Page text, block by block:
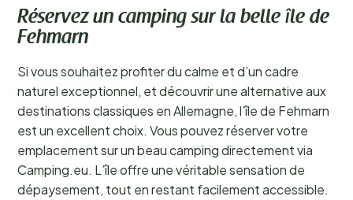
Réservez un camping sur la belle île de
Fehmarn
Si vous souhaitez profiter du calme et d’un cadre
naturel exceptionnel, et découvrir une alternative aux
destinations classiques en Allemagne, l’île de Fehmarn
est un excellent choix. Vous pouvez réserver votre
emplacement sur un beau camping directement via
Camping.eu. L’île offre une véritable sensation de
dépaysement, tout en restant facilement accessible.